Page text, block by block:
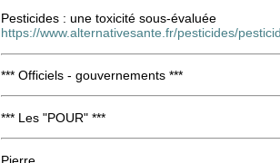
Pesticides : une toxicité sous-évaluée
https://www.alternativesante.fr/pesticides/
*** Officiels - gouvernements ***
*** Les "POUR" ***
Pierre